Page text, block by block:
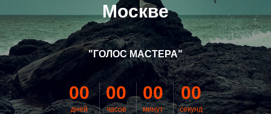
Москве
"ГОЛОС МАСТЕРА"
00
дней
00
часов
00
минут
00
секунд